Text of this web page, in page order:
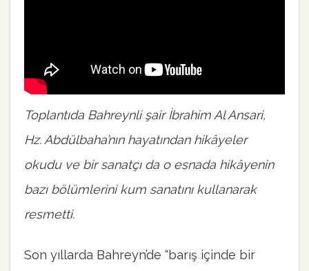
Toplantıda Bahreynli şair İbrahim Al Ansari,
Hz. Abdülbaha’nın hayatından hikâyeler
okudu ve bir sanatçı da o esnada hikâyenin
bazı bölümlerini kum sanatını kullanarak
resmetti.
Son yıllarda Bahreyn’de “barış içinde bir